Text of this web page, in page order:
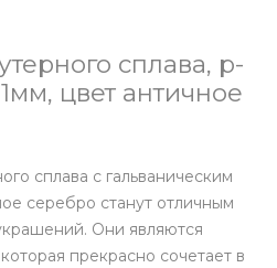
сплава, р-
цвет античное
сплава с гальваническим
серебро станут отличным
Они являются
прекрасно сочетает в